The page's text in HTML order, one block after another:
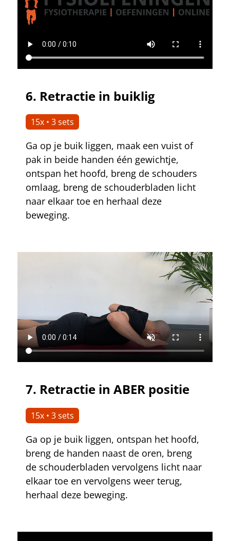
6. Retractie in buiklig
15x • 3 sets
Ga op je buik liggen, maak een vuist of
pak in beide handen één gewichtje,
ontspan het hoofd, breng de schouders
omlaag, breng de schouderbladen licht
naar elkaar toe en herhaal deze
beweging.
7. Retractie in ABER positie
15x • 3 sets
Ga op je buik liggen, ontspan het hoofd,
breng de handen naast de oren, breng
de schouderbladen vervolgens licht naar
elkaar toe en vervolgens weer terug,
herhaal deze beweging.